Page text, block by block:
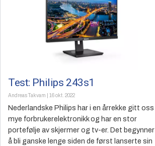
Test: Philips 243s1
Andreas Takvam 16 okt. 2022
Nederlandske Philips har i en årrekke gitt oss
mye forbrukerelektronikk og har en stor
portefølje av skjermer og tv-er. Det begynner
å bli ganske lenge siden de først lanserte sin